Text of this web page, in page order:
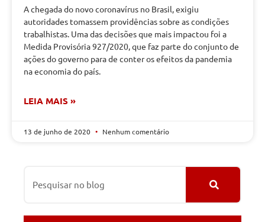
A chegada do novo coronavírus no Brasil, exigiu
autoridades tomassem providências sobre as condições
trabalhistas. Uma das decisões que mais impactou foi a
Medida Provisória 927/2020, que faz parte do conjunto de
ações do governo para de conter os efeitos da pandemia
na economia do país.
LEIA MAIS »
13 de junho de 2020 Nenhum comentário